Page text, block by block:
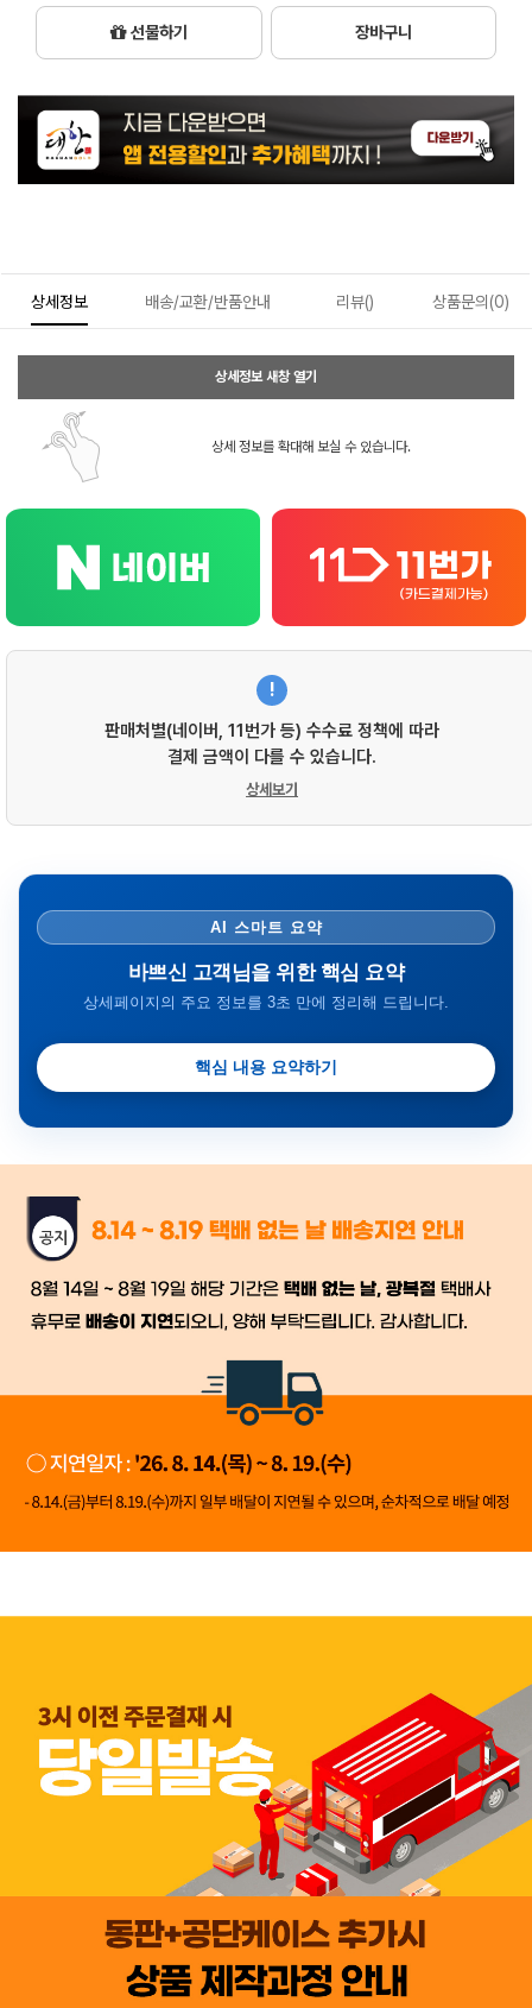
선물하기 장바구니
상세정보 배송/교환/반품안내 리뷰() 상품문의(0)
상세정보 새창 열기
상세 정보를 확대해 보실 수 있습니다.
!
판매처별(네이버, 11번가 등) 수수료 정책에 따라
결제 금액이 다를 수 있습니다.
상세보기
AI 스마트 요약
바쁘신 고객님을 위한 핵심 요약
상세페이지의 주요 정보를 3초 만에 정리해 드립니다.
핵심 내용 요약하기
금일 시세가 적용
배송
시작 후 환불이 불가